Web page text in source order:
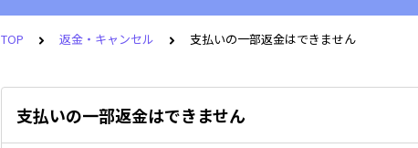
TOP 返金・キャンセル 支払いの一部返金はできません
支払いの一部返金はできません